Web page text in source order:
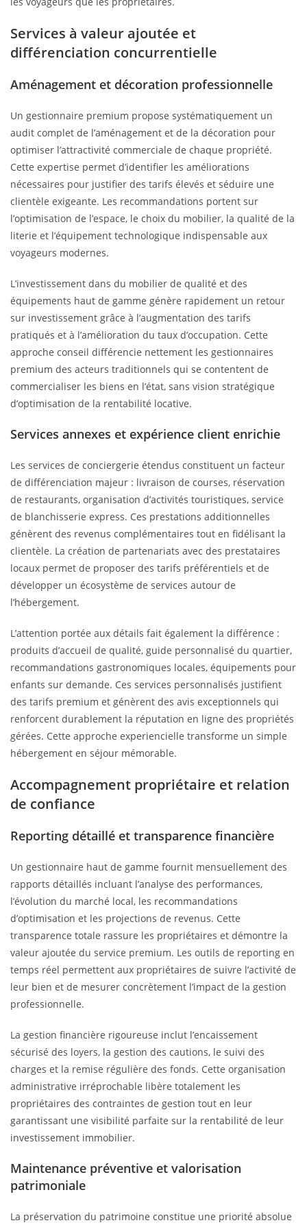
Services à valeur ajoutée et
différenciation concurrentielle
Aménagement et décoration professionnelle
Un gestionnaire premium propose systématiquement un
audit complet de l’aménagement et de la décoration pour
optimiser l’attractivité commerciale de chaque propriété.
Cette expertise permet d’identifier les améliorations
nécessaires pour justifier des tarifs élevés et séduire une
clientèle exigeante. Les recommandations portent sur
l’optimisation de l’espace, le choix du mobilier, la qualité de la
literie et l’équipement technologique indispensable aux
voyageurs modernes.
L’investissement dans du mobilier de qualité et des
équipements haut de gamme génère rapidement un retour
sur investissement grâce à l’augmentation des tarifs
pratiqués et à l’amélioration du taux d’occupation. Cette
approche conseil différencie nettement les gestionnaires
premium des acteurs traditionnels qui se contentent de
commercialiser les biens en l’état, sans vision stratégique
d’optimisation de la rentabilité locative.
Services annexes et expérience client enrichie
Les services de conciergerie étendus constituent un facteur
de différenciation majeur : livraison de courses, réservation
de restaurants, organisation d’activités touristiques, service
de blanchisserie express. Ces prestations additionnelles
génèrent des revenus complémentaires tout en fidélisant la
clientèle. La création de partenariats avec des prestataires
locaux permet de proposer des tarifs préférentiels et de
développer un écosystème de services autour de
l’hébergement.
L’attention portée aux détails fait également la différence :
produits d’accueil de qualité, guide personnalisé du quartier,
recommandations gastronomiques locales, équipements pour
enfants sur demande. Ces services personnalisés justifient
des tarifs premium et génèrent des avis exceptionnels qui
renforcent durablement la réputation en ligne des propriétés
gérées. Cette approche experiencielle transforme un simple
hébergement en séjour mémorable.
Accompagnement propriétaire et relation
de confiance
Reporting détaillé et transparence financière
Un gestionnaire haut de gamme fournit mensuellement des
rapports détaillés incluant l’analyse des performances,
l’évolution du marché local, les recommandations
d’optimisation et les projections de revenus. Cette
transparence totale rassure les propriétaires et démontre la
valeur ajoutée du service premium. Les outils de reporting en
temps réel permettent aux propriétaires de suivre l’activité de
leur bien et de mesurer concrètement l’impact de la gestion
professionnelle.
La gestion financière rigoureuse inclut l’encaissement
sécurisé des loyers, la gestion des cautions, le suivi des
charges et la remise régulière des fonds. Cette organisation
administrative irréprochable libère totalement les
propriétaires des contraintes de gestion tout en leur
garantissant une visibilité parfaite sur la rentabilité de leur
investissement immobilier.
Maintenance préventive et valorisation
patrimoniale
La préservation du patrimoine constitue une priorité absolue